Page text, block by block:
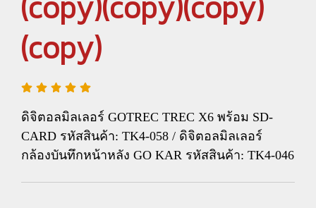
(copy)(copy)(copy)
(copy)
ดิจิตอลมิลเลอร์ GOTREC TREC X6 พร้อม SD-
CARD รหัสสินค้า: TK4-058 / ดิจิตอลมิลเลอร์
กล้องบันทึกหน้าหลัง GO KAR รหัสสินค้า: TK4-046